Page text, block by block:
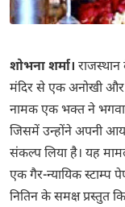
शोभना शर्मा।
मंदिर से एक अनोखी
नामक एक भक्त ने
जिसमें उन्होंने अपनी आय
संकल्प लिया है। यह
एक गैर-न्यायिक स्टाम्प
नितिन के समक्ष प्रस्तुत